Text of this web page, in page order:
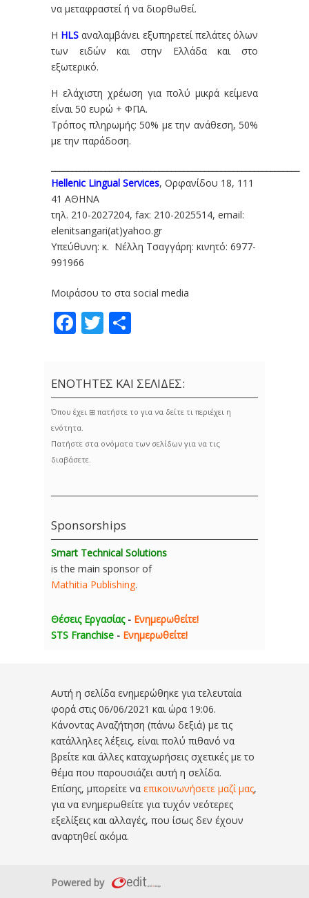
να μεταφραστεί ή να διορθωθεί.
Η HLS αναλαμβάνει εξυπηρετεί πελάτες όλων
των ειδών και στην Ελλάδα και στο
εξωτερικό.
Η ελάχιστη χρέωση για πολύ μικρά κείμενα
είναι 50 ευρώ + ΦΠΑ.
Τρόπος πληρωμής: 50% με την ανάθεση, 50%
με την παράδοση.
Hellenic Lingual Services, Ορφανίδου 18, 111
41 ΑΘΗΝΑ
τηλ. 210-2027204, fax: 210-2025514, email:
elenitsangari(at)yahoo.gr
Υπεύθυνη: κ. Νέλλη Τσαγγάρη: κινητό: 6977-
991966
Μοιράσου το στα social media
Facebook
Twitter
ΕΝΟΤΗΤΕΣ ΚΑΙ ΣΕΛΙΔΕΣ:
Όπου έχει ⊞ πατήστε το για να δείτε τι περιέχει η
ενότητα.
Πατήστε στα ονόματα των σελίδων για να τις
διαβάσετε.
Sponsorships
Smart Technical Solutions
is the main sponsor of
Mathitia Publishing.
Θέσεις Εργασίας - Ενημερωθείτε!
STS Franchise - Ενημερωθείτε!
Αυτή η σελίδα ενημερώθηκε για τελευταία
φορά στις 06/06/2021 και ώρα 19:06.
Κάνοντας Αναζήτηση (πάνω δεξιά) με τις
κατάλληλες λέξεις, είναι πολύ πιθανό να
βρείτε και άλλες καταχωρήσεις σχετικές με το
θέμα που παρουσιάζει αυτή η σελίδα.
Επίσης, μπορείτε να επικοινωνήσετε μαζί μας,
για να ενημερωθείτε για τυχόν νεότερες
εξελίξεις και αλλαγές, που ίσως δεν έχουν
αναρτηθεί ακόμα.
Powered by